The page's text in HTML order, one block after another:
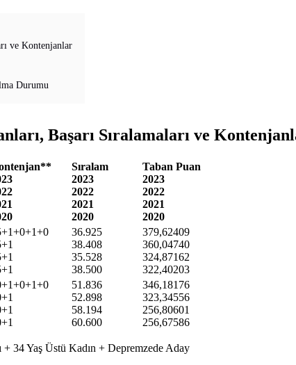
ve Kontenjanlar
Durumu
Başarı Sıralamaları ve
Sıralam
2023
2022
2021
2020
Taban Puan
2023
2022
2021
2020
36.925
38.408
35.528
38.500
379,62409
360,04740
324,87162
322,40203
51.836
52.898
58.194
60.600
346,18176
323,34556
256,80601
256,67586
34 Yaş Üstü Kadın + Depremzede Aday